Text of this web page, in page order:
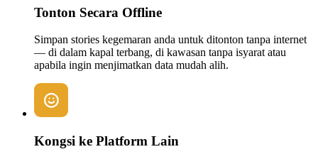
Tonton Secara Offline
Simpan stories kegemaran anda untuk ditonton tanpa internet
— di dalam kapal terbang, di kawasan tanpa isyarat atau
apabila ingin menjimatkan data mudah alih.
Kongsi ke Platform Lain